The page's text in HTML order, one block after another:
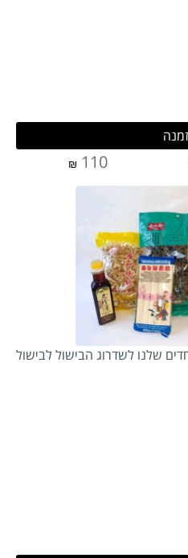
110
₪
שלנו לשדרוג הבישול לבישול